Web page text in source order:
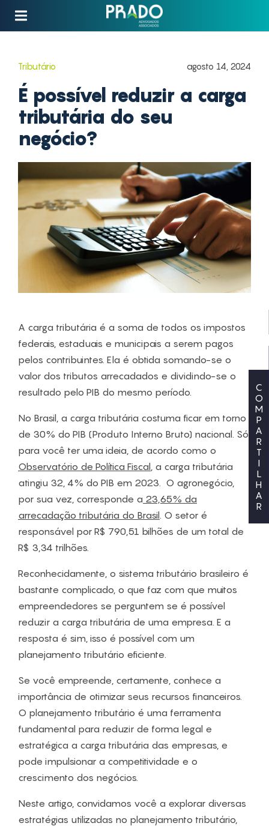
Tributário agosto 14, 2024
É possível reduzir a carga
tributária do seu
negócio?
C
O
M
P
A
R
T
I
L
H
A
R
A carga tributária é a soma de todos os impostos
federais, estaduais e municipais a serem pagos
pelos contribuintes. Ela é obtida somando-se o
valor dos tributos arrecadados e dividindo-se o
resultado pelo PIB do mesmo período.
No Brasil, a carga tributária costuma ficar em torno
de 30% do PIB (Produto Interno Bruto) nacional. Só
para você ter uma ideia, de acordo como o
Observatório de Política Fiscal, a carga tributária
atingiu 32, 4% do PIB em 2023. O agronegócio,
por sua vez, corresponde a 23,65% da
arrecadação tributária do Brasil. O setor é
responsável por R$ 790,51 bilhões de um total de
R$ 3,34 trilhões.
Reconhecidamente, o sistema tributário brasileiro é
bastante complicado, o que faz com que muitos
empreendedores se perguntem se é possível
reduzir a carga tributária de uma empresa. E a
resposta é sim, isso é possível com um
planejamento tributário eficiente.
Se você empreende, certamente, conhece a
importância de otimizar seus recursos financeiros.
O planejamento tributário é uma ferramenta
fundamental para reduzir de forma legal e
estratégica a carga tributária das empresas, e
pode impulsionar a competitividade e o
crescimento dos negócios.
Neste artigo, convidamos você a explorar diversas
estratégias utilizadas no planejamento tributário,